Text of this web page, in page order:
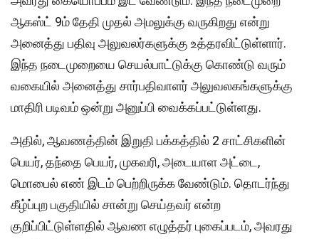
ஆகஸ்ட் 9ம் தேதி முதல் அமலுக்கு வருகிறது என்று
அனைத்து பதிவு அலுவலர்களுக்கு உத்தரவிட்டுள்ளார்.
இந்த நடைமுறையை செயல்பாட்டுக்கு கொண்டு வரும்
வகையில் அனைத்து சார்பதிவாளர் அலுவலகங்களுக்கு
மாதிரி படிவம் ஒன்று அனுப்பி வைக்கப்பட்டுள்ளது.
அதில், ஆவணத்தின் இறுதி பக்கத்தில் 2 சாட்சிகளின்
பெயர், தந்தை பெயர், முகவரி, அடையாள அட்டை,
மொபைல் எண் இடம் பெற்றிருக்க வேண்டும். தொடர்ந்து
கீழ்ப்புற பகுதியில் சான்று செய்தவர் என்ற
குறிப்பிட்டுள்ளதில் ஆவண எழுத்தர் புகைப்படம், அவரது